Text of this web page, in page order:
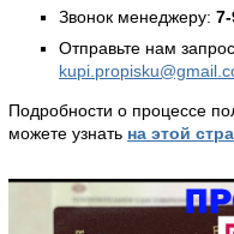
Звонок менеджеру:
Отправьте нам
Подробности о процессе
можете узнать на этой